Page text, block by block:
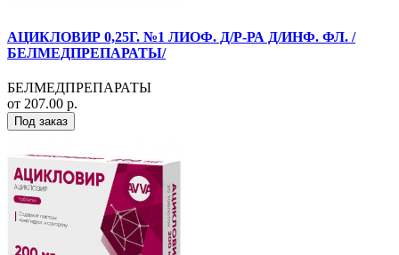
АЦИКЛОВИР 0,25Г. №1 ЛИОФ. Д/Р-РА Д/ИНФ. ФЛ. /
БЕЛМЕДПРЕПАРАТЫ/
БЕЛМЕДПРЕПАРАТЫ
от 207.00 р.
Под заказ